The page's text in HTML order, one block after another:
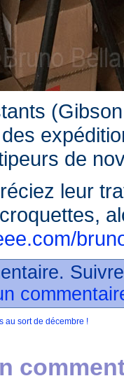
de
leur
au sort de décembre !